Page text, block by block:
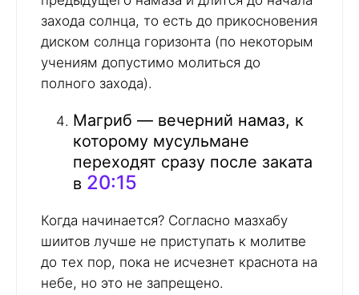
захода солнца, то есть до прикосновения
диском солнца горизонта (по некоторым
учениям допустимо молиться до
полного захода).
Магриб — вечерний намаз, к
которому мусульмане
переходят сразу после заката
в 20:15
Когда начинается? Согласно мазхабу
шиитов лучше не приступать к молитве
до тех пор, пока не исчезнет краснота на
небе, но это не запрещено.